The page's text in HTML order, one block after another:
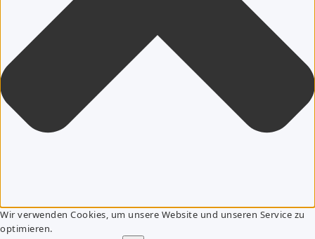
Wir verwenden Cookies, um unsere Website und unseren Service zu
optimieren.